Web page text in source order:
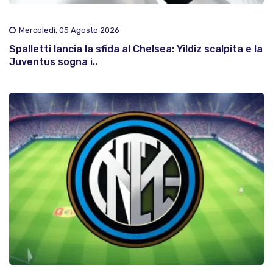
Mercoledì, 05 Agosto 2026
Spalletti lancia la sfida al Chelsea: Yildiz scalpita e la
Juventus sogna i..